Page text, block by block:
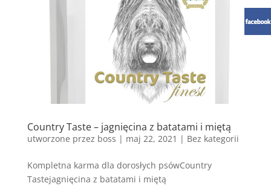
Country Taste – jagnięcina z batatami i miętą
utworzone przez boss | maj 22, 2021 | Bez kategorii
Kompletna karma dla dorosłych psówCountry
Tastejagnięcina z batatami i miętą